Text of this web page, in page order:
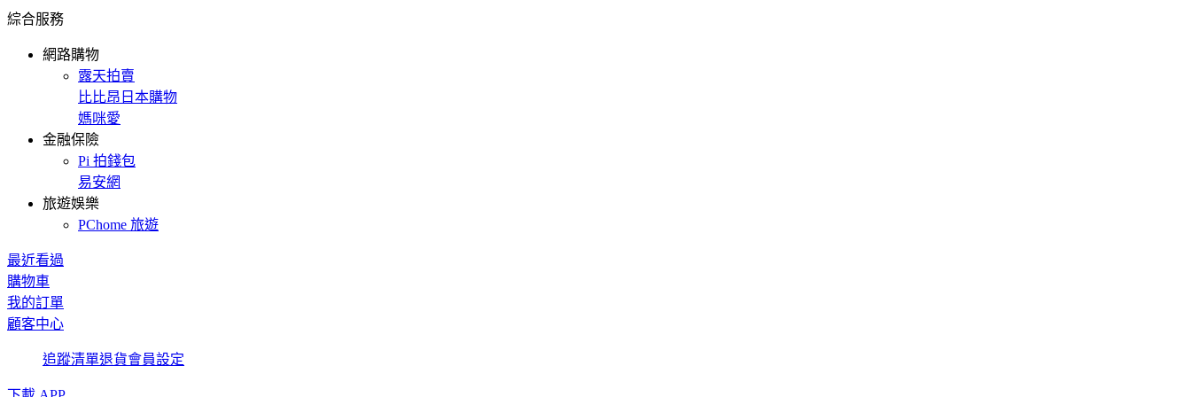
綜合服務
網路購物
露天拍賣
比比昂日本購物
媽咪愛
金融保險
Pi 拍錢包
易安網
旅遊娛樂
PChome 旅遊
最近看過
購物車
我的訂單
顧客中心
追蹤清單退貨會員設定